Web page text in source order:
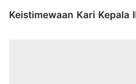
Keistimewaan Kari Kepala